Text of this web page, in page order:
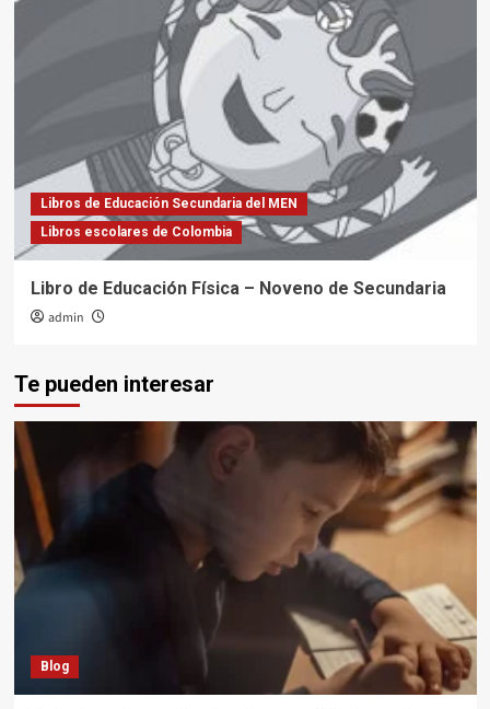
Libros de Educación Secundaria del MEN
Libros escolares de Colombia
Libro de Educación Física – Noveno de Secundaria
admin
Te pueden interesar
Blog